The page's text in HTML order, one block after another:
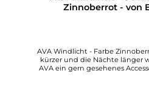
Zinnoberrot - von
AVA Windlicht - Farbe
kürzer und die Nächte länger
AVA ein gern gesehenes